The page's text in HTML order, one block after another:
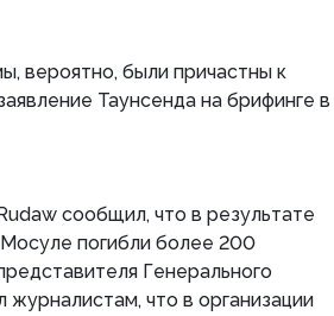
вероятно, были причастны к
Таунсенда на брифинге в
сообщил, что в результате
погибли более 200
Генерального
что в организации